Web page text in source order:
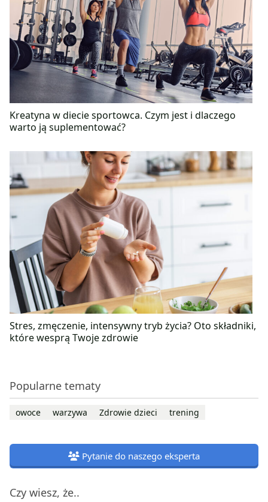
Kreatyna w diecie sportowca. Czym jest i dlaczego
warto ją suplementować?
Stres, zmęczenie, intensywny tryb życia? Oto składniki,
które wesprą Twoje zdrowie
Popularne tematy
owoce warzywa Zdrowie dzieci trening
Pytanie do naszego eksperta
Czy wiesz, że..